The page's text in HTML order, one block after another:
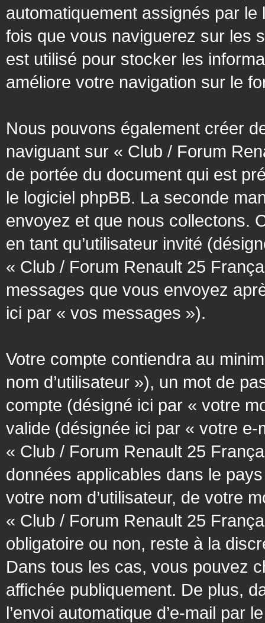
automatiquement assignés par
fois que vous naviguerez sur les
est utilisé pour stocker les
améliore votre navigation sur le
Nous pouvons également créer
naviguant sur « Club / Forum
de portée du document qui est
le logiciel phpBB. La seconde
envoyez et que nous collectons.
en tant qu’utilisateur invité
« Club / Forum Renault 25
messages que vous envoyez
ici par « vos messages »).
Votre compte contiendra au
nom d’utilisateur »), un mot de
compte (désigné ici par « votre
valide (désignée ici par « votre
« Club / Forum Renault 25
données applicables dans le
votre nom d’utilisateur, de votre
« Club / Forum Renault 25
obligatoire ou non, reste à la
Dans tous les cas, vous pouvez
affichée publiquement. De plus,
l’envoi automatique d’e-mail par